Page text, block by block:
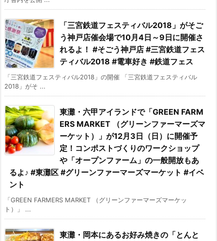
「三宮鉄道フェスティバル2018」がそご
う神戸店催会場で10月4日～9日に開催さ
れるよ！ #そごう神戸店 #三宮鉄道フェス
ティバル2018 #電車好き #鉄道フェス
「三宮鉄道フェスティバル2018」の開催 「三宮鉄道フェスティバル
2018」がそ ...
東灘・六甲アイランドで「GREEN FARM
ERS MARKET （グリーンファーマーズマ
ーケット）」が12月3日（日）に開催予
定！コンポストづくりのワークショップ
や「オープンファーム」の一般開放もあ
るよ♪ #東灘区 #グリーンファーマーズマーケット #イベ
ント
「GREEN FARMERS MARKET （グリーンファーマーズマーケッ
ト）」 ...
東灘・岡本にあるお好み焼きの「とんと